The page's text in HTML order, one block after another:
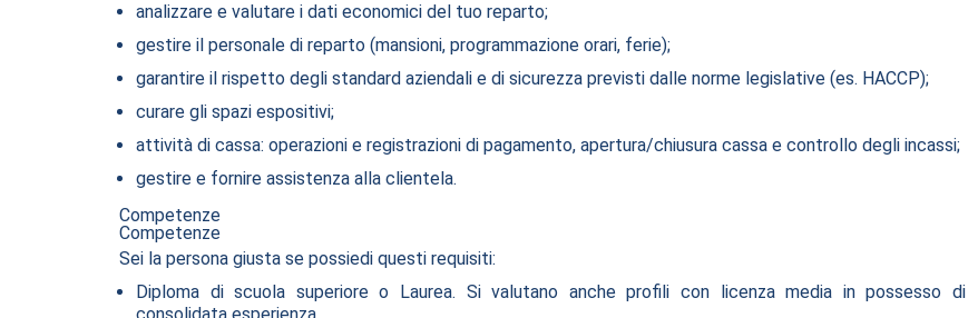
analizzare e valutare i dati economici del tuo reparto;
gestire il personale di reparto (mansioni, programmazione orari, ferie);
garantire il rispetto degli standard aziendali e di sicurezza previsti dalle norme legislative (es. HACCP);
curare gli spazi espositivi;
attività di cassa: operazioni e registrazioni di pagamento, apertura/chiusura cassa e controllo degli incassi;
gestire e fornire assistenza alla clientela.
Competenze
Competenze
Sei la persona giusta se possiedi questi requisiti:
Diploma di scuola superiore o Laurea. Si valutano anche profili con licenza media in possesso di